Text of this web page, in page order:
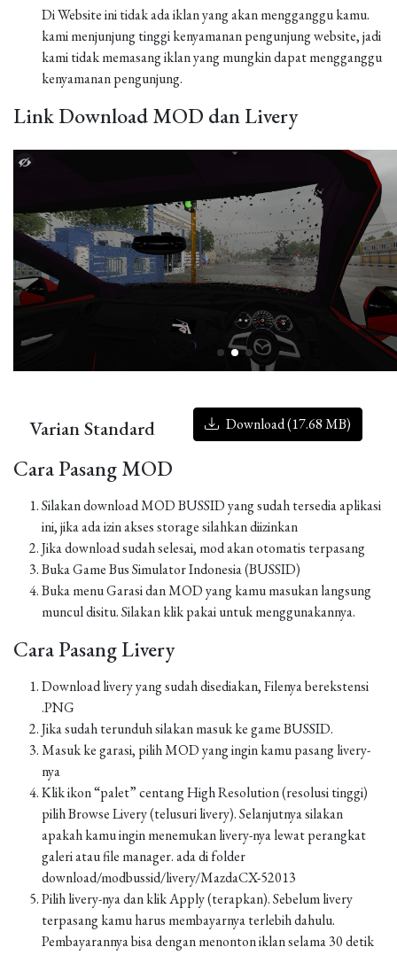
Di Website ini tidak ada iklan yang akan mengganggu kamu.
kami menjunjung tinggi kenyamanan pengunjung website, jadi
kami tidak memasang iklan yang mungkin dapat mengganggu
kenyamanan pengunjung.
Link Download MOD dan Livery
Varian Standard Download (17.68 MB)
Cara Pasang MOD
Silakan download MOD BUSSID yang sudah tersedia aplikasi
ini, jika ada izin akses storage silahkan diizinkan
Jika download sudah selesai, mod akan otomatis terpasang
Buka Game Bus Simulator Indonesia (BUSSID)
Buka menu Garasi dan MOD yang kamu masukan langsung
muncul disitu. Silakan klik pakai untuk menggunakannya.
Cara Pasang Livery
Download livery yang sudah disediakan, Filenya berekstensi
.PNG
Jika sudah terunduh silakan masuk ke game BUSSID.
Masuk ke garasi, pilih MOD yang ingin kamu pasang livery-
nya
Klik ikon “palet” centang High Resolution (resolusi tinggi)
pilih Browse Livery (telusuri livery). Selanjutnya silakan
apakah kamu ingin menemukan livery-nya lewat perangkat
galeri atau file manager. ada di folder
download/modbussid/livery/MazdaCX-52013
Pilih livery-nya dan klik Apply (terapkan). Sebelum livery
terpasang kamu harus membayarnya terlebih dahulu.
Pembayarannya bisa dengan menonton iklan selama 30 detik